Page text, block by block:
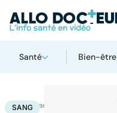
Santé Bien-être
Accueil Santé
SANG